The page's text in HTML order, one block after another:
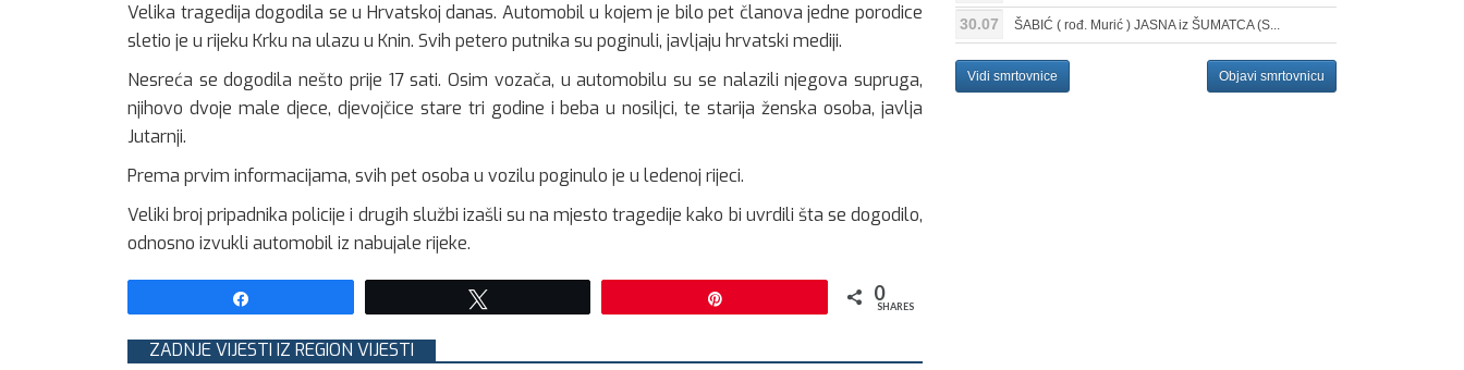
Velika tragedija dogodila se u Hrvatskoj danas. Automobil u kojem je bilo pet članova jedne porodice
sletio je u rijeku Krku na ulazu u Knin. Svih petero putnika su poginuli, javljaju hrvatski mediji.
Nesreća se dogodila nešto prije 17 sati. Osim vozača, u automobilu su se nalazili njegova supruga,
njihovo dvoje male djece, djevojčice stare tri godine i beba u nosiljci, te starija ženska osoba, javlja
Jutarnji.
Prema prvim informacijama, svih pet osoba u vozilu poginulo je u ledenoj rijeci.
Veliki broj pripadnika policije i drugih službi izašli su na mjesto tragedije kako bi uvrdili šta se dogodilo,
odnosno izvukli automobil iz nabujale rijeke.
0
SHARES
ZADNJE VIJESTI IZ REGION VIJESTI
30.07 ŠABIĆ ( rođ. Murić ) JASNA iz ŠUMATCA (S...
Vidi smrtovnice Objavi smrtovnicu